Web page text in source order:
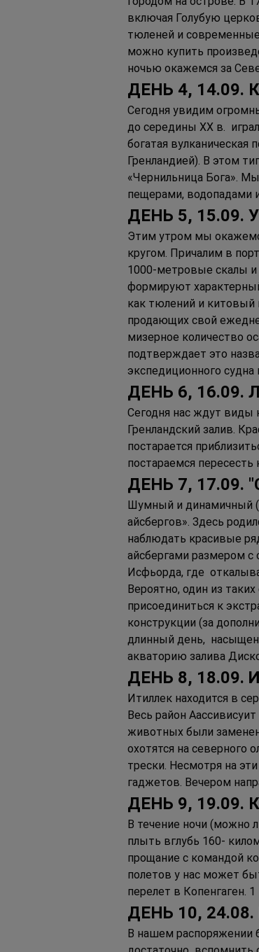
включая Голубую
тюленей и
можно купить
ночью окажемся за
ДЕНЬ 4, 14.09.
Сегодня увидим
до середины XX в.
богатая вулканическая
Гренландией). В этом
«Чернильница Бога».
пещерами, водопадами
ДЕНЬ 5,
Этим утром мы
кругом. Причалим в
1000-метровые скалы и
формируют
как тюлений и
продающих свой
мизерное количество
подтверждает это
экспедиционного судна
ДЕНЬ 6, 16.09.
Сегодня нас ждут виды
Гренландский залив.
постарается
постараемся
ДЕНЬ 7, 17.09.
Шумный и динамичный
айсбергов». Здесь
наблюдать красивые
айсбергами размером с
Исфьорда, где
Вероятно, один из
присоединиться к
конструкции (за
длинный день,
акваторию залива
ДЕНЬ 8, 18.09.
Итиллек находится в
Весь район
животных были
охотятся на северного
трески. Несмотря на
гаджетов. Вечером
ДЕНЬ 9, 19.09.
В течение ночи (можно
плыть вглубь 160-
прощание с командой
полетов у нас может
перелет в Копенгаген.
ДЕНЬ 10,
В нашем распоряжении